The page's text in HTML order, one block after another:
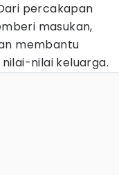
percakapan
masukan,
membantu
nilai keluarga.